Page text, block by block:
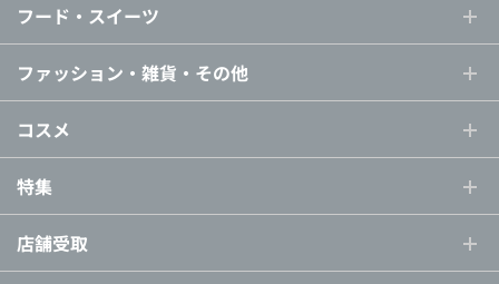
フード・スイーツ
ファッション・雑貨・その他
コスメ
特集
店舗受取